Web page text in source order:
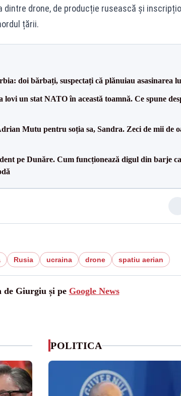
dintre drone, de producție rusească și
țării.
doi bărbați, suspectați că plănuiau asasinarea
un stat NATO în această toamnă. Ce spune
Mutu pentru soția sa, Sandra. Zeci de mii de
pe Dunăre. Cum funcționează digul din barje
Rusia ucraina drone spatiu aerian
de Giurgiu și pe Google News
POLITICA